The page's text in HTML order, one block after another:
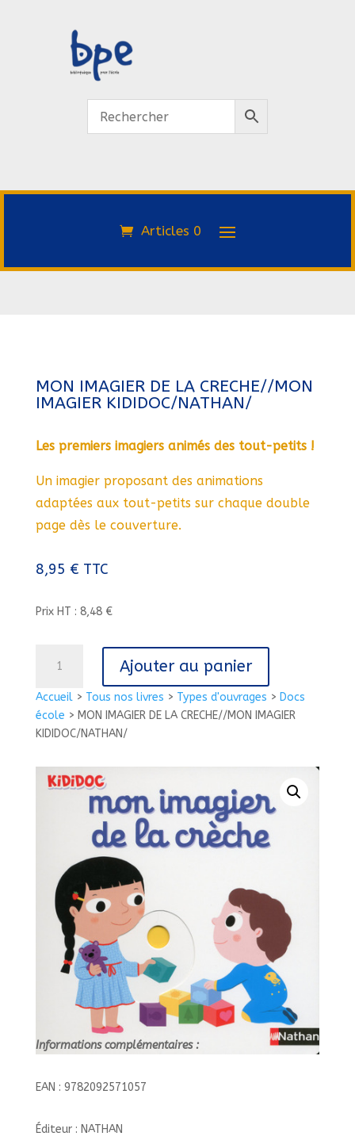
Articles 0
Accueil> Tous nos livres > Types d'ouvrages > Docs
école > MON IMAGIER DE LA CRECHE//MON IMAGIER
KIDIDOC/NATHAN/
MON IMAGIER DE LA CRECHE//MON
IMAGIER KIDIDOC/NATHAN/
Les premiers imagiers animés des tout-petits !
Un imagier proposant des animations
adaptées aux tout-petits sur chaque double
page dès le couverture.
8,95 € TTC
Prix HT : 8,48 €
MON
IMAGIER
DE
IMAGIER
KIDIDOC/NATHAN/
Ajouter au panier
Informations complémentaires :
EAN : 9782092571057
Éditeur : NATHAN